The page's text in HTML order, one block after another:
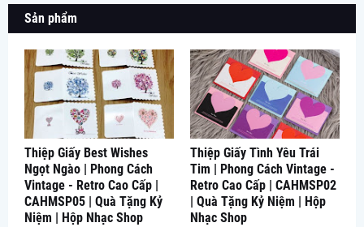
Sản phẩm
Thiệp Giấy Best Wishes
Ngọt Ngào | Phong Cách
Vintage - Retro Cao Cấp |
CAHMSP05 | Quà Tặng Kỷ
Niệm | Hộp Nhạc Shop
Thiệp Giấy Tình Yêu Trái
Tim | Phong Cách Vintage -
Retro Cao Cấp | CAHMSP02
| Quà Tặng Kỷ Niệm | Hộp
Nhạc Shop